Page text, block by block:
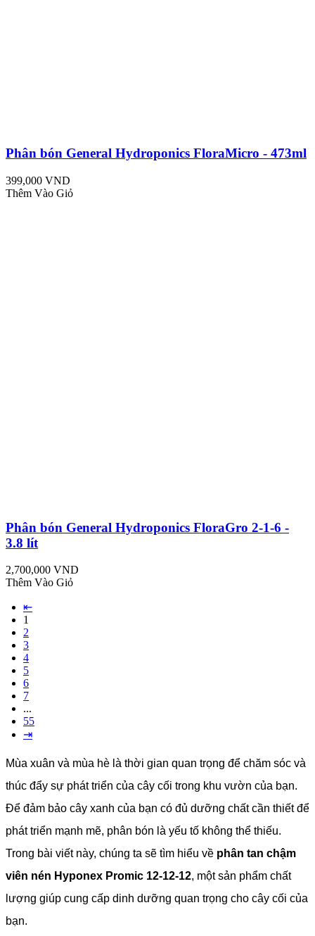
Phân bón General Hydroponics FloraMicro - 473ml
399,000 VND
Thêm Vào Giỏ
Phân bón General Hydroponics FloraGro 2-1-6 -
3.8 lít
2,700,000 VND
Thêm Vào Giỏ
⇤
1
2
3
4
5
6
7
...
55
⇥
Mùa xuân và mùa hè là thời gian quan trọng để chăm sóc và
thúc đẩy sự phát triển của cây cối trong khu vườn của bạn.
Để đảm bảo cây xanh của bạn có đủ dưỡng chất cần thiết để
phát triển mạnh mẽ, phân bón là yếu tố không thể thiếu.
Trong bài viết này, chúng ta sẽ tìm hiểu về phân tan chậm
viên nén Hyponex Promic 12-12-12, một sản phẩm chất
lượng giúp cung cấp dinh dưỡng quan trọng cho cây cối của
bạn.